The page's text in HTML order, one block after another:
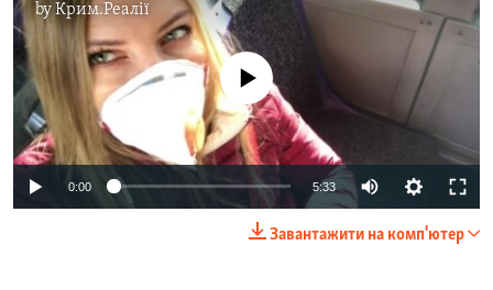
byКрим.Реалії
No media source currently available
0:00 5:33
Завантажити на комп'ютер